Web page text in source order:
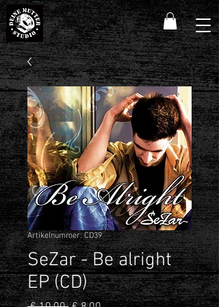
Artikelnummer: CD39
SeZar - Be alright
EP (CD)